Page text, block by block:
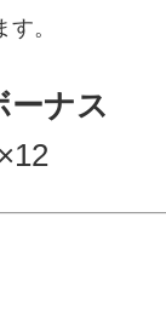
。
ーナス